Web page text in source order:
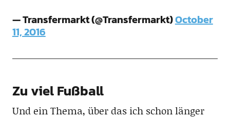
— Transfermarkt (@Transfermarkt)October
11, 2016
Zu viel Fußball
Und ein Thema, über das ich schon länger